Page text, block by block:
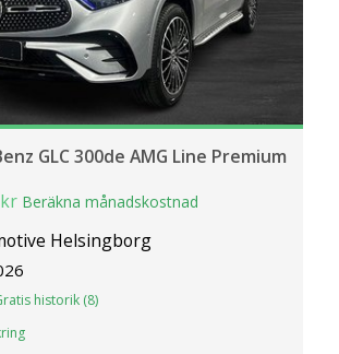
GLC 300de AMG Line Premium
Beräkna månadskostnad
Helsingborg
historik (8)